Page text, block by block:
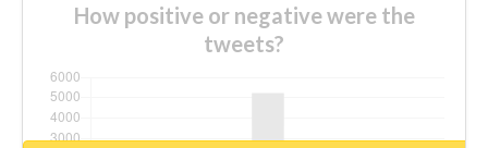
How positive or negative were the
tweets?